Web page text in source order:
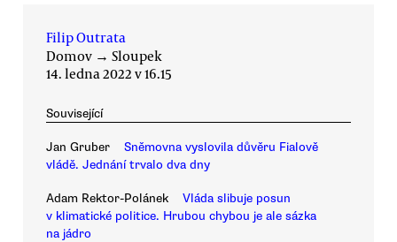
Filip Outrata
Domov → Sloupek
14. ledna 2022 v 16.15
Související
Jan Gruber
Sněmovna vyslovila důvěru Fialově
vládě. Jednání trvalo dva dny
Adam Rektor-Polánek
Vláda slibuje posun
v klimatické politice. Hrubou chybou je ale sázka
na jádro